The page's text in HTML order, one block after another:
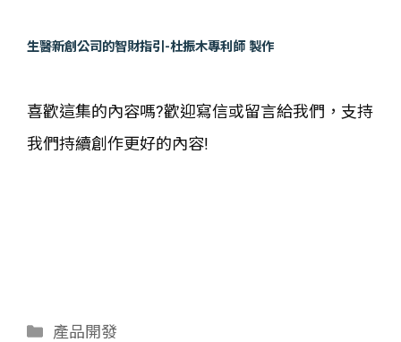
生醫新創公司的智財指引-杜振木專利師 製作
喜歡這集的內容嗎?歡迎寫信或留言給我們，支持
我們持續創作更好的內容!
分
產品開發